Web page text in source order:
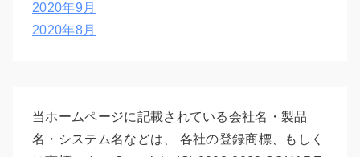
2020年9月
2020年8月
当ホームページに記載されている会社名・製品
名・システム名などは、 各社の登録商標、もしく